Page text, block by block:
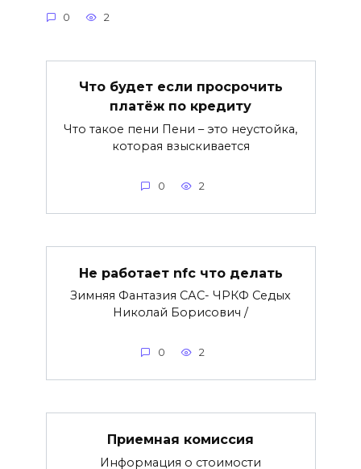
0 2
Что будет если просрочить
платёж по кредиту
Что такое пени Пени – это неустойка,
которая взыскивается
0 2
Не работает nfc что делать
Зимняя Фантазия САС- ЧРКФ Седых
Николай Борисович /
0 2
Приемная комиссия
Информация о стоимости